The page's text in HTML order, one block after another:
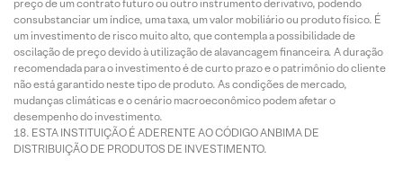
preço de um contrato futuro ou outro instrumento derivativo, podendo
consubstanciar um índice, uma taxa, um valor mobiliário ou produto físico. É
um investimento de risco muito alto, que contempla a possibilidade de
oscilação de preço devido à utilização de alavancagem financeira. A duração
recomendada para o investimento é de curto prazo e o patrimônio do cliente
não está garantido neste tipo de produto. As condições de mercado,
mudanças climáticas e o cenário macroeconômico podem afetar o
desempenho do investimento.
ESTA INSTITUIÇÃO É ADERENTE AO CÓDIGO ANBIMA DE
DISTRIBUIÇÃO DE PRODUTOS DE INVESTIMENTO.